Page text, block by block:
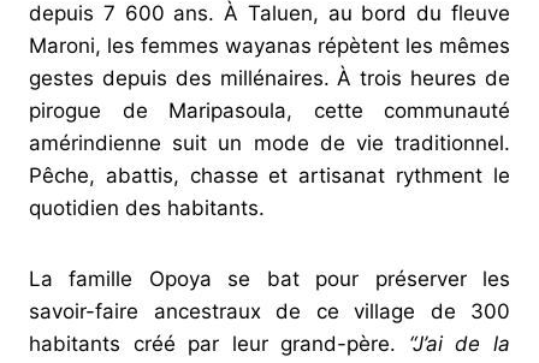
depuis 7 600 ans. À Taluen, au bord du fleuve
Maroni, les femmes wayanas répètent les mêmes
gestes depuis des millénaires. À trois heures de
pirogue de Maripasoula, cette communauté
amérindienne suit un mode de vie traditionnel.
Pêche, abattis, chasse et artisanat rythment le
quotidien des habitants.
La famille Opoya se bat pour préserver les
savoir-faire ancestraux de ce village de 300
habitants créé par leur grand-père. “J’ai de la